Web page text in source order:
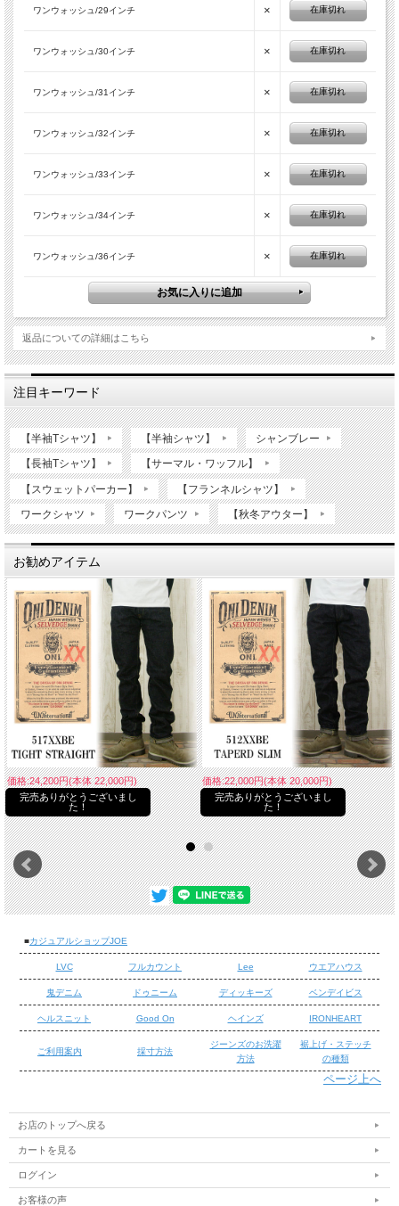
ワンウォッシュ/29インチ × 在庫切れ
ワンウォッシュ/30インチ × 在庫切れ
ワンウォッシュ/31インチ × 在庫切れ
ワンウォッシュ/32インチ × 在庫切れ
ワンウォッシュ/33インチ × 在庫切れ
ワンウォッシュ/34インチ × 在庫切れ
ワンウォッシュ/36インチ × 在庫切れ
返品についての詳細はこちら
注目キーワード
【半袖Tシャツ】 【半袖シャツ】 シャンブレー
【長袖Tシャツ】 【サーマル・ワッフル】
【スウェットパーカー】 【フランネルシャツ】
ワークシャツ ワークパンツ 【秋冬アウター】
お勧めアイテム
価格:24,200円(本体 22,000円)
完売ありがとうございまし
た！
価格:22,000円(本体 20,000円)
完売ありがとうございまし
た！
■カジュアルショップJOE
LVC フルカウント Lee ウエアハウス
鬼デニム ドゥニーム ディッキーズ ベンデイビス
ヘルスニット Good On ヘインズ IRONHEART
ご利用案内 採寸方法
ジーンズのお洗濯
方法
裾上げ・ステッチ
の種類
ページ上へ
/お店のトップへ戻る
カートを見る
ログイン
お客様の声